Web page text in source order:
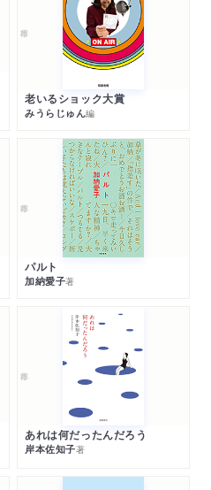
老いるショック大賞
みうらじゅん編
パルト
加納愛子著
あれは何だったんだろう
岸本佐知子著